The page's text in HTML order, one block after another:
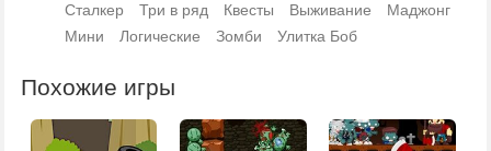
Сталкер
Три в ряд Квесты Выживание
Маджонг
Мини
Логические Зомби Улитка Боб
Похожие игры